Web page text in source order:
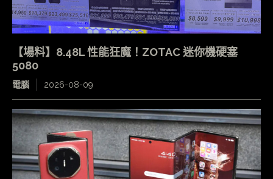
【場料】8.48L 性能狂魔！ZOTAC 迷你機硬塞
5080
電腦 2026-08-09